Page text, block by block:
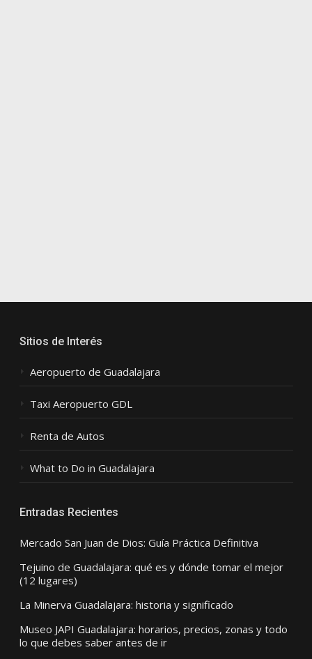
Sitios de Interés
Aeropuerto de Guadalajara
Taxi Aeropuerto GDL
Renta de Autos
What to Do in Guadalajara
Entradas Recientes
Mercado San Juan de Dios: Guía Práctica Definitiva
Tejuino de Guadalajara: qué es y dónde tomar el mejor
(12 lugares)
La Minerva Guadalajara: historia y significado
Museo JAPI Guadalajara: horarios, precios, zonas y todo
lo que debes saber antes de ir